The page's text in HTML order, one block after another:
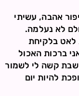
סיפור אהבה, עשיתי
לא נעלמה.
לאט בלקיחת
ברכות האכול
שבת קשה לי לשמור
להיות יום